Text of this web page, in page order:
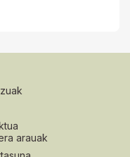
arauak